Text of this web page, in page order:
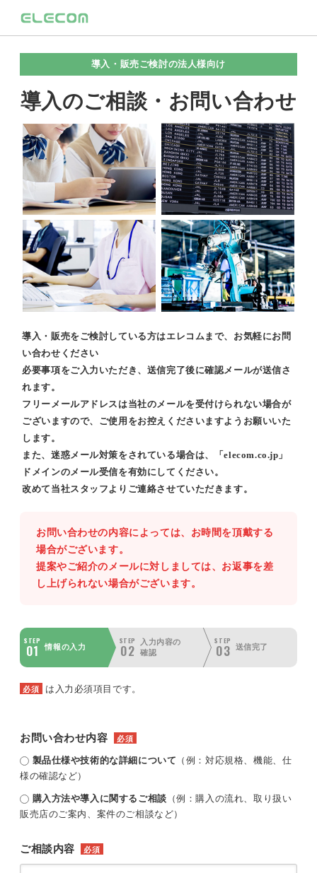
導入・販売ご検討の法人様向け
導入のご相談・お問い合わせ
導入・販売をご検討している方はエレコムまで、お気軽にお問
い合わせください
必要事項をご入力いただき、送信完了後に確認メールが送信さ
れます。
フリーメールアドレスは当社のメールを受付けられない場合が
ございますので、ご使用をお控えくださいますようお願いいた
します。
また、迷惑メール対策をされている場合は、「elecom.co.jp」
ドメインのメール受信を有効にしてください。
改めて当社スタッフよりご連絡させていただきます。
お問い合わせの内容によっては、お時間を頂戴する
場合がございます。
提案やご紹介のメールに対しましては、お返事を差
し上げられない場合がございます。
STEP
01 情報の入力
STEP
02
入力内容の
確認
STEP
03 送信完了
必須 は入力必須項目です。
お問い合わせ内容 必須
製品仕様や技術的な詳細について （例：対応規格、機能、仕
様の確認など）
購入方法や導入に関するご相談 （例：購入の流れ、取り扱い
販売店のご案内、案件のご相談など）
ご相談内容 必須